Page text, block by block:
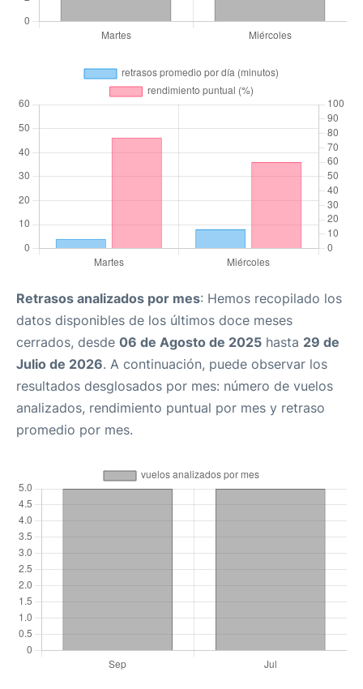
Retrasos analizados por mes: Hemos recopilado los
datos disponibles de los últimos doce meses
cerrados, desde 06 de Agosto de 2025 hasta 29 de
Julio de 2026. A continuación, puede observar los
resultados desglosados por mes: número de vuelos
analizados, rendimiento puntual por mes y retraso
promedio por mes.